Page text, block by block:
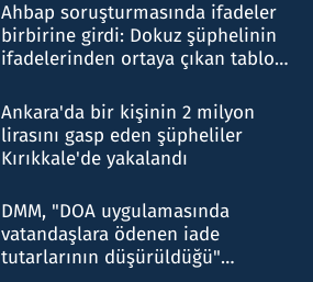
Ahbap soruşturmasında ifadeler
birbirine girdi: Dokuz şüphelinin
ifadelerinden ortaya çıkan tablo
Ankara'da bir kişinin 2 milyon
lirasını gasp eden şüpheliler
Kırıkkale'de yakalandı
DMM, "DOA uygulamasında
vatandaşlara ödenen iade
tutarlarının düşürüldüğü"